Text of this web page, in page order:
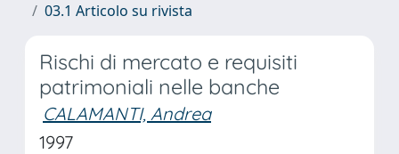
03.1 Articolo su rivista
Rischi di mercato e requisiti
patrimoniali nelle banche
CALAMANTI, Andrea
1997